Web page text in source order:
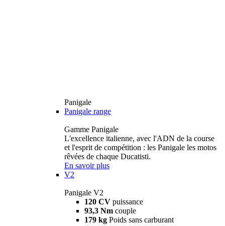
Panigale
Panigale range
Gamme Panigale
L'excellence italienne, avec l'ADN de la course
et l'esprit de compétition : les Panigale les motos
rêvées de chaque Ducatisti.
En savoir plus
V2
Panigale V2
120 CV puissance
93,3 Nm couple
179 kg Poids sans carburant